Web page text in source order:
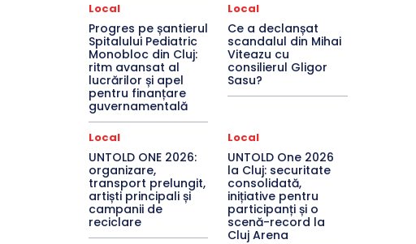
Local
Progres pe șantierul
Spitalului Pediatric
Monobloc din Cluj:
ritm avansat al
lucrărilor și apel
pentru finanțare
guvernamentală
Local
Ce a declanșat
scandalul din Mihai
Viteazu cu
consilierul Gligor
Sasu?
Local
UNTOLD ONE 2026:
organizare,
transport prelungit,
artiști principali și
campanii de
reciclare
Local
UNTOLD One 2026
la Cluj: securitate
consolidată,
inițiative pentru
participanți și o
scenă-record la
Cluj Arena